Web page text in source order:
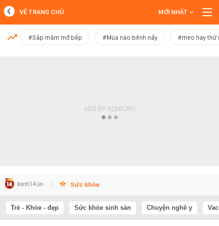
MỚI NHẤT
VỀ TRANG CHỦ MỚI NHẤT
#Sắp mâm mở bếp #Mùa nào bệnh nấy #mẹo hay thử
Sức khỏe
Trẻ - Khỏe - đẹp Sức khỏe sinh sản Chuyện nghề y